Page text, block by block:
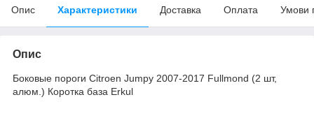
Опис Характеристики Доставка Оплата Умови
Опис
Боковые пороги Citroen Jumpy 2007-2017 Fullmond (2 шт,
алюм.) Коротка база Erkul